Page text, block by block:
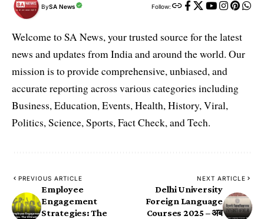
BySA News Follow:
Welcome to SA News, your trusted source for the latest
news and updates from India and around the world. Our
mission is to provide comprehensive, unbiased, and
accurate reporting across various categories including
Business, Education, Events, Health, History, Viral,
Politics, Science, Sports, Fact Check, and Tech.
PREVIOUS ARTICLE
Employee
Engagement
Strategies: The
NEXT ARTICLE
Delhi University
Foreign Language
Courses 2025 – अब